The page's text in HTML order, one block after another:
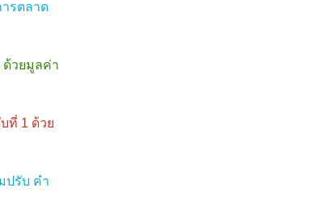
รตลาด
ด้วยมูลค่า
ที่ 1 ด้วย
ปรับ คำ